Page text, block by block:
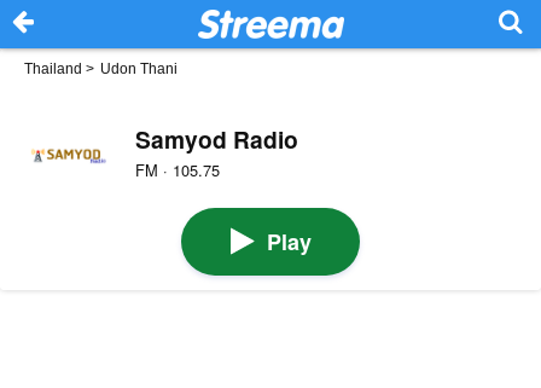
Thailand > Udon Thani
Samyod Radio
FM · 105.75
Play